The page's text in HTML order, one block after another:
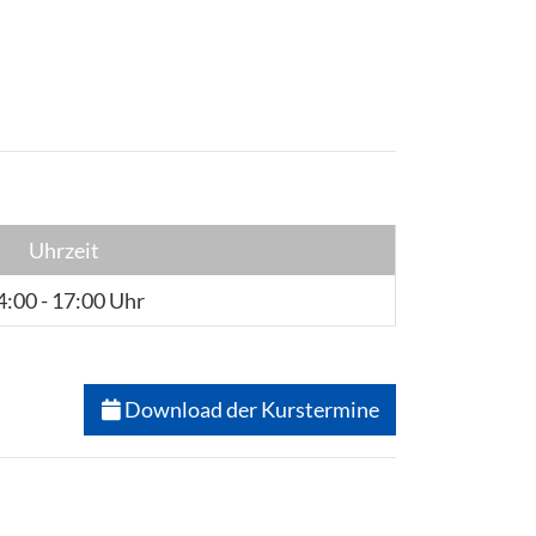
Uhrzeit
- 17:00 Uhr
Download der Kurstermine